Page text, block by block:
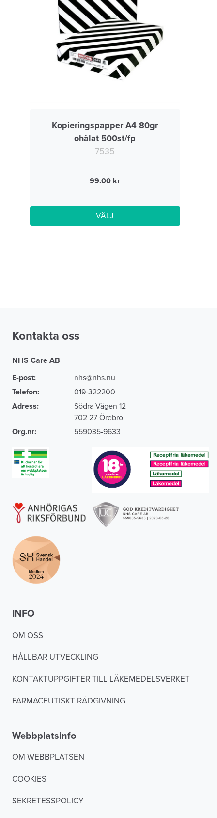
Kopieringspapper A4 80gr
ohålat 500st/fp
7535
99.00
VÄLJ
Kontakta oss
NHS Care AB
E-post:
nhs@nhs.nu
Telefon:
019-322200
Adress:
Södra Vägen 12
702 27 Örebro
Org.nr:
559035-9633
INFO
OM OSS
HÅLLBAR UTVECKLING
KONTAKTUPPGIFTER TILL LÄKEMEDELSVERKET
FARMACEUTISKT RÅDGIVNING
Webbplatsinfo
OM WEBBPLATSEN
COOKIES
SEKRETESSPOLICY